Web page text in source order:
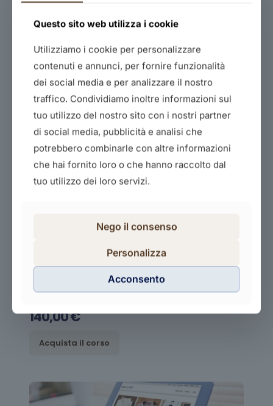
La fiscalita’ negli e-commerce
60,00€
Acquista il corso
140,00€
Acquista il corso
Questo sito web utilizza i cookie
Utilizziamo i cookie per personalizzare
contenuti e annunci, per fornire funzionalità
dei social media e per analizzare il nostro
traffico. Condividiamo inoltre informazioni sul
tuo utilizzo del nostro sito con i nostri partner
di social media, pubblicità e analisi che
potrebbero combinarle con altre informazioni
che hai fornito loro o che hanno raccolto dal
tuo utilizzo dei loro servizi.
Nego il consenso
Personalizza
Acconsento